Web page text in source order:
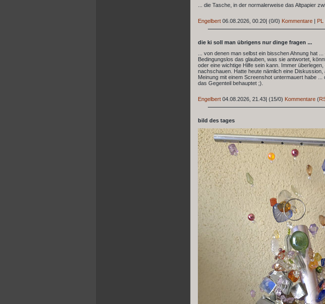
... die Tasche, in der normalerweise das Altpapier
Engelbert 06.08.2026, 00.20| (0/0) Kommentare | PL
die ki soll man übrigens nur dinge fragen ...
... von denen man selbst ein bisschen Ahnung hat
Bedingungslos das glauben, was sie antwortet,
oder eine wichtige Hilfe sein kann. Immer
nachschauen. Hatte heute nämlich eine
Meinung mit einem Screenshot untermauert habe
das Gegenteil behauptet ;).
Engelbert 04.08.2026, 21.43| (15/0) Kommentare (
bild des tages